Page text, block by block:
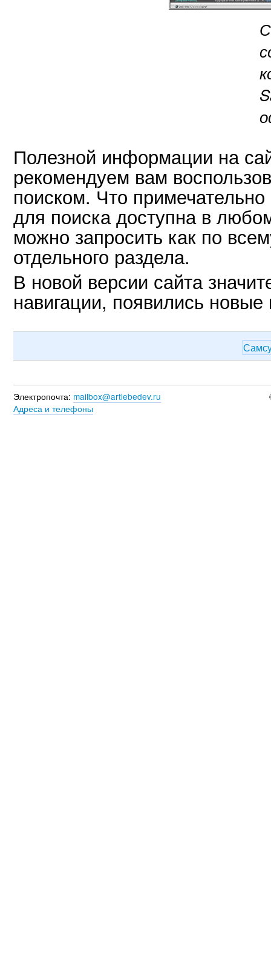
Полезной информации на
рекомендуем вам
поиском. Что
для поиска доступна в
можно запросить как по
отдельного раздела.
В новой версии сайта
навигации, появились
Электропочта: mailbox@artlebedev.ru
Адреса и телефоны